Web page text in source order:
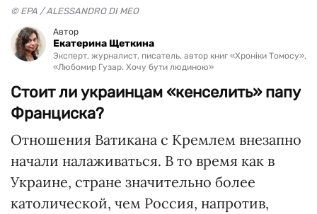
© EPA / ALESSANDRO DI MEO
Автор
Екатерина Щеткина
Эксперт, журналист, писатель, автор книг «Хроніки Томосу»,
«Любомир Гузар. Хочу бути людиною»
Стоит ли украинцам «кенселить» папу
Франциска?
Отношения Ватикана с Кремлем внезапно
начали налаживаться. В то время как в
Украине, стране значительно более
католической, чем Россия, напротив,